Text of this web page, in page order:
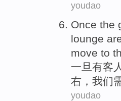
youdao
Once the
lounge
move to
一旦有客人
右， 我们
youdao